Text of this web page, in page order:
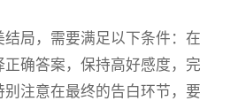
局，需要满足以下条件：在
确答案，保持高好感度，完
注意在最终的告白环节，要